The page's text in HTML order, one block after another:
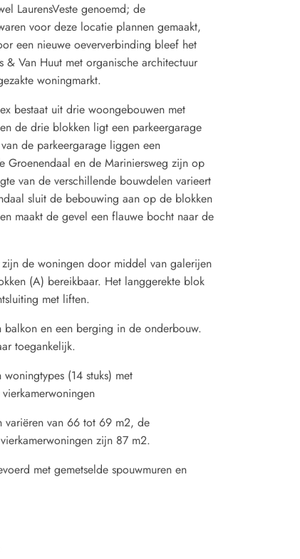
LaurensVeste genoemd; de
voor deze locatie plannen gemaakt,
een nieuwe oeververbinding bleef het
Van Huut met organische architectuur
woningmarkt.
bestaat uit drie woongebouwen met
de drie blokken ligt een parkeergarage
de parkeergarage liggen een
Groenendaal en de Mariniersweg zijn op
van de verschillende bouwdelen varieert
sluit de bebouwing aan op de blokken
maakt de gevel een flauwe bocht naar de
de woningen door middel van galerijen
(A) bereikbaar. Het langgerekte blok
met liften.
en een berging in de onderbouw.
toegankelijk.
(14 stuks) met
variëren van 66 tot 69 m2, de
zijn 87 m2.
met gemetselde spouwmuren en